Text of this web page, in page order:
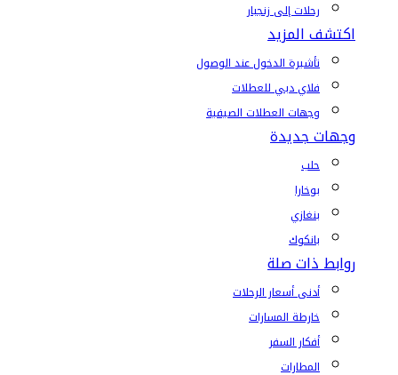
رحلات إلى زنجبار
اكتشف المزيد
تأشيرة الدخول عند الوصول
فلاي دبي للعطلات
وجهات العطلات الصيفية
وجهات جديدة
حلب
بوخارا
بنغازي
بانكوك
روابط ذات صلة
أدنى أسعار الرحلات
خارطة المسارات
أفكار السفر
المطارات